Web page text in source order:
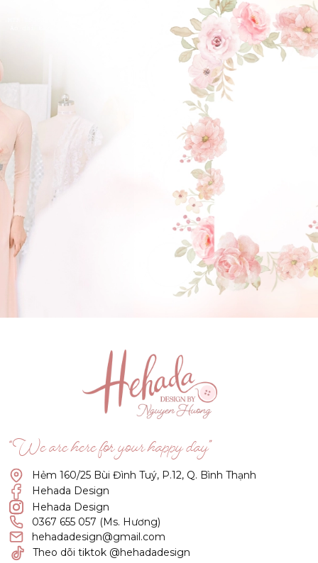
ĐẶT LỊCH HẸN
GẬT ĐẦU NHÉ NÀNG !
(Click vào đây để He và Nàng có 1 cuộc hẹn nà)
“We are here for your happy day”
Hẻm 160/25 Bùi Đình Tuý, P.12, Q. Bình Thạnh
Hehada Design
Hehada Design
0367 655 057 (Ms. Hương)
hehadadesign@gmail.com
Theo dõi tiktok @hehadadesign